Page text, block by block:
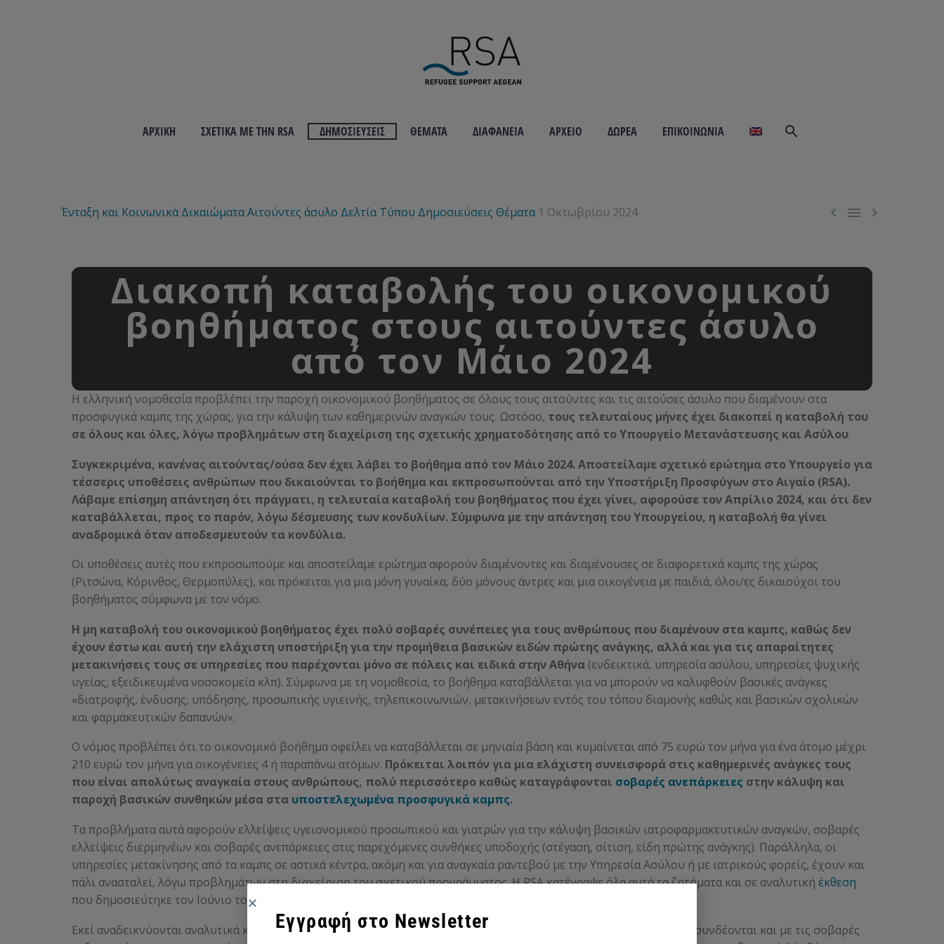
ΑΡΧΙΚΉ ΣΧΕΤΙΚΆ ΜΕ ΤΗΝ RSA ΔΗΜΟΣΙΕΎΣΕΙΣ ΘΈΜΑΤΑ ΔΙΑΦΆΝΕΙΑ ΑΡΧΕΊΟ ΔΩΡΕΆ ΕΠΙΚΟΙΝΩΝΊΑ
  
Ένταξη και Κοινωνικά ΔικαιώματαΑιτούντες άσυλο Δελτία Τύπου Δημοσιεύσεις Θέματα 1 Οκτωβρίου 2024
Διακοπή καταβολής του οικονομικού
βοηθήματος στους αιτούντες άσυλο
από τον Μάιο 2024
Η ελληνική νομοθεσία προβλέπει την παροχή οικονομικού βοηθήματος σε όλους τους αιτούντες και τις αιτούσες άσυλο που διαμένουν στα
προσφυγικά καμπς της χώρας, για την κάλυψη των καθημερινών αναγκών τους. Ωστόσο, τους τελευταίους μήνες έχει διακοπεί η καταβολή του
σε όλους και όλες, λόγω προβλημάτων στη διαχείριση της σχετικής χρηματοδότησης από το Υπουργείο Μετανάστευσης και Ασύλου.
Συγκεκριμένα, κανένας αιτούντας/ούσα δεν έχει λάβει το βοήθημα από τον Μάιο 2024.Αποστείλαμε σχετικό ερώτημα στο Υπουργείο για
τέσσερις υποθέσεις ανθρώπων που δικαιούνται το βοήθημα και εκπροσωπούνται από την Υποστήριξη Προσφύγων στο Αιγαίο (RSA).
Λάβαμε επίσημη απάντηση ότι πράγματι, η τελευταία καταβολή του βοηθήματος που έχει γίνει, αφορούσε τον Απρίλιο 2024, και ότι δεν
καταβάλλεται, προς το παρόν, λόγω δέσμευσης των κονδυλίων. Σύμφωνα με την απάντηση του Υπουργείου, η καταβολή θα γίνει
αναδρομικά όταν αποδεσμευτούν τα κονδύλια.
Οι υποθέσεις αυτές που εκπροσωπούμε και αποστείλαμε ερώτημα αφορούν διαμένοντες και διαμένουσες σε διαφορετικά καμπς της χώρας
(Ριτσώνα, Κόρινθος, Θερμοπύλες), και πρόκειται για μια μόνη γυναίκα, δύο μόνους άντρες και μια οικογένεια με παιδιά, όλοι/ες δικαιούχοι του
βοηθήματος σύμφωνα με τον νόμο.
Η μη καταβολή του οικονομικού βοηθήματος έχει πολύ σοβαρές συνέπειες για τους ανθρώπους που διαμένουν στα καμπς, καθώς δεν
έχουν έστω και αυτή την ελάχιστη υποστήριξη για την προμήθεια βασικών ειδών πρώτης ανάγκης, αλλά και για τις απαραίτητες
μετακινήσεις τους σε υπηρεσίες που παρέχονται μόνο σε πόλεις και ειδικά στην Αθήνα (ενδεικτικά, υπηρεσία ασύλου, υπηρεσίες ψυχικής
υγείας, εξειδικευμένα νοσοκομεία κλπ). Σύμφωνα με τη νομοθεσία, το βοήθημα καταβάλλεται για να μπορούν να καλυφθούν βασικές ανάγκες
«διατροφής, ένδυσης, υπόδησης, προσωπικής υγιεινής, τηλεπικοινωνιών, μετακινήσεων εντός του τόπου διαμονής καθώς και βασικών σχολικών
και φαρμακευτικών δαπανών».
Ο νόμος προβλέπει ότι το οικονομικό βοήθημα οφείλει να καταβάλλεται σε μηνιαία βάση και κυμαίνεται από 75 ευρώ τον μήνα για ένα άτομο μέχρι
210 ευρώ τον μήνα για οικογένειες 4 ή παραπάνω ατόμων. Πρόκειται λοιπόν για μια ελάχιστη συνεισφορά στις καθημερινές ανάγκες τους
που είναι απολύτως αναγκαία στους ανθρώπους, πολύ περισσότερο καθώς καταγράφονται σοβαρές ανεπάρκειες στην κάλυψη και
παροχή βασικών συνθηκών μέσα στα υποστελεχωμένα προσφυγικά καμπς.
Τα προβλήματα αυτά αφορούν ελλείψεις υγειονομικού προσωπικού και γιατρών για την κάλυψη βασικών ιατροφαρμακευτικών αναγκών, σοβαρές
ελλείψεις διερμηνέων και σοβαρές ανεπάρκειες στις παρεχόμενες συνθήκες υποδοχής (στέγαση, σίτιση, είδη πρώτης ανάγκης). Παράλληλα, οι
υπηρεσίες μετακίνησης από τα καμπς σε αστικά κέντρα, ακόμη και για αναγκαία ραντεβού με την Υπηρεσία Ασύλου ή με ιατρικούς φορείς, έχουν και
πάλι ανασταλεί, λόγω προβλημάτων στη διαχείριση του σχετικού προγράμματος. Η RSA κατέγραψε όλα αυτά τα ζητήματα και σε αναλυτική έκθεση
που δημοσιεύτηκε τον Ιούνιο του 2024.
Εκεί αναδεικνύονται αναλυτικά και τα συστηματικά προβλήματα στην καταβολή του οικονομικού βοηθήματος, που συνδέονται και με τις σοβαρές
Εγγραφή στο Newsletter